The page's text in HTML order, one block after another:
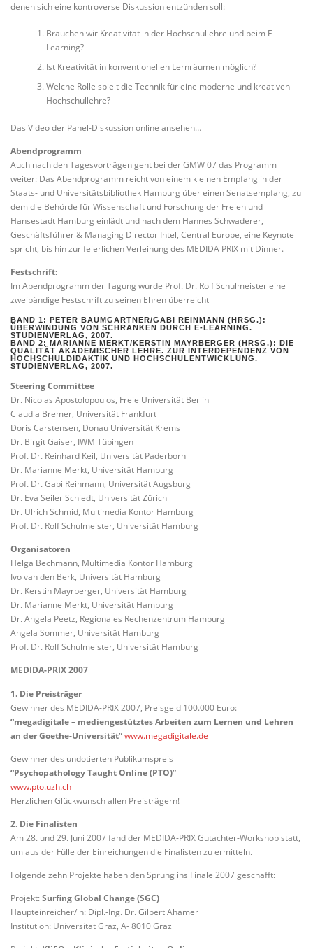
denen sich eine kontroverse Diskussion entzünden soll:
Brauchen wir Kreativität in der Hochschullehre und beim E-
Learning?
Ist Kreativität in konventionellen Lernräumen möglich?
Welche Rolle spielt die Technik für eine moderne und kreativen
Hochschullehre?
Das Video der Panel-Diskussion online ansehen…
Abendprogramm
Auch nach den Tagesvorträgen geht bei der GMW 07 das Programm
weiter: Das Abendprogramm reicht von einem kleinen Empfang in der
Staats- und Universitätsbibliothek Hamburg über einen Senatsempfang, zu
dem die Behörde für Wissenschaft und Forschung der Freien und
Hansestadt Hamburg einlädt und nach dem Hannes Schwaderer,
Geschäftsführer & Managing Director Intel, Central Europe, eine Keynote
spricht, bis hin zur feierlichen Verleihung des MEDIDA PRIX mit Dinner.
Festschrift:
Im Abendprogramm der Tagung wurde Prof. Dr. Rolf Schulmeister eine
zweibändige Festschrift zu seinen Ehren überreicht
BAND 1: PETER BAUMGARTNER/GABI REINMANN (HRSG.):
ÜBERWINDUNG VON SCHRANKEN DURCH E-LEARNING.
STUDIENVERLAG, 2007.
BAND 2: MARIANNE MERKT/KERSTIN MAYRBERGER (HRSG.): DIE
QUALITÄT AKADEMISCHER LEHRE. ZUR INTERDEPENDENZ VON
HOCHSCHULDIDAKTIK UND HOCHSCHULENTWICKLUNG.
STUDIENVERLAG, 2007.
Steering Committee
Dr. Nicolas Apostolopoulos, Freie Universität Berlin
Claudia Bremer, Universität Frankfurt
Doris Carstensen, Donau Universität Krems
Dr. Birgit Gaiser, IWM Tübingen
Prof. Dr. Reinhard Keil, Universität Paderborn
Dr. Marianne Merkt, Universität Hamburg
Prof. Dr. Gabi Reinmann, Universität Augsburg
Dr. Eva Seiler Schiedt, Universität Zürich
Dr. Ulrich Schmid, Multimedia Kontor Hamburg
Prof. Dr. Rolf Schulmeister, Universität Hamburg
Organisatoren
Helga Bechmann, Multimedia Kontor Hamburg
Ivo van den Berk, Universität Hamburg
Dr. Kerstin Mayrberger, Universität Hamburg
Dr. Marianne Merkt, Universität Hamburg
Dr. Angela Peetz, Regionales Rechenzentrum Hamburg
Angela Sommer, Universität Hamburg
Prof. Dr. Rolf Schulmeister, Universität Hamburg
MEDIDA-PRIX 2007
1. Die Preisträger
Gewinner des MEDIDA-PRIX 2007, Preisgeld 100.000 Euro:
“megadigitale – mediengestütztes Arbeiten zum Lernen und Lehren
an der Goethe-Universität”www.megadigitale.de
Gewinner des undotierten Publikumspreis
“Psychopathology Taught Online (PTO)”
www.pto.uzh.ch
Herzlichen Glückwunsch allen Preisträgern!
2. Die Finalisten
Am 28. und 29. Juni 2007 fand der MEDIDA-PRIX Gutachter-Workshop statt,
um aus der Fülle der Einreichungen die Finalisten zu ermitteln.
Folgende zehn Projekte haben den Sprung ins Finale 2007 geschafft:
Projekt:Surfing Global Change (SGC)
Haupteinreicher/in: Dipl.-Ing. Dr. Gilbert Ahamer
Institution: Universität Graz, A- 8010 Graz